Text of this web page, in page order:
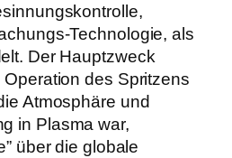
Technologie, als
Der Hauptzweck
des Spritzens
Atmosphäre und
in Plasma war,
über die globale